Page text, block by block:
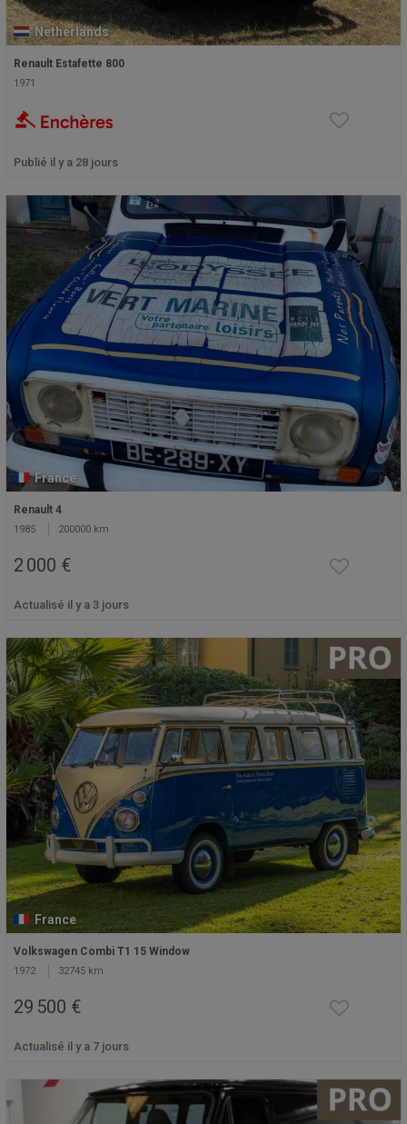
Netherlands
Renault Estafette 800
1971
Publié il y a 28 jours
France
Renault 4
1985 200000 km
2 000 €
Actualisé il y a 3 jours
France
Volkswagen Combi T1 15 Window
1972 32745 km
29 500 €
Actualisé il y a 7 jours